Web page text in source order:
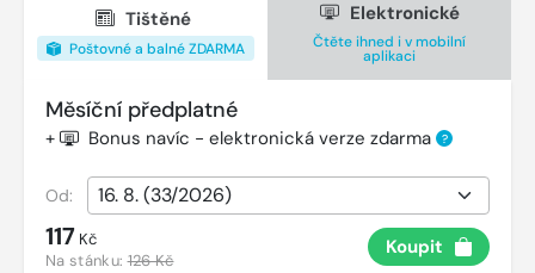
Tištěné
Poštovné a balné ZDARMA
Elektronické
Čtěte ihned i v mobilní
aplikaci
Měsíční předplatné
+ Bonus navíc - elektronická verze zdarma ?
Od:
117 Kč
Na stánku:126 Kč
Koupit